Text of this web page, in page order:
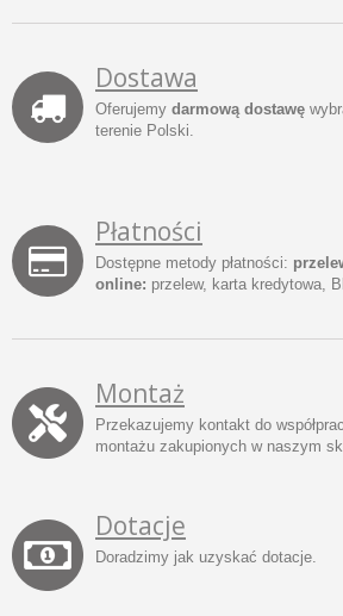
Dostawa
Oferujemy darmową dostawę
terenie Polski.
Płatności
Dostępne metody płatności:
online: przelew, karta kredytowa,
Montaż
Przekazujemy kontakt do
montażu zakupionych w naszym
Dotacje
Doradzimy jak uzyskać dotacje.